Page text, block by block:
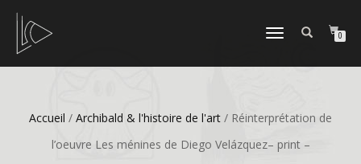
DÉPLIER
NAVIGATION
0
Accueil / Archibald & l'histoire de l'art / Réinterprétation de
l’oeuvre Les ménines de Diego Velázquez– print –